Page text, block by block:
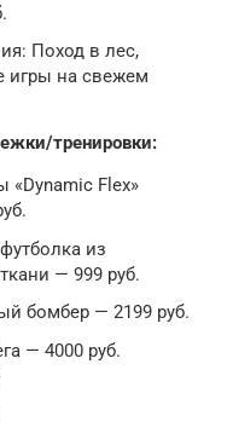
Поход в лес,
игры на свежем
тренировки:
Flex»
из
— 999 руб.
бомбер — 2199 руб.
— 4000 руб.